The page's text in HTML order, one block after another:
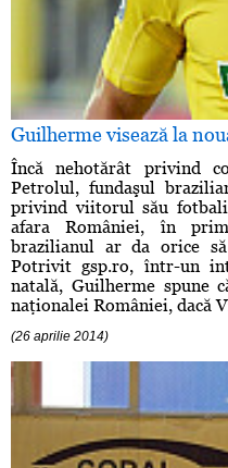
Guilherme visează la
Încă nehotărât privind
Petrolul, fundaşul
privind viitorul său
afara României, în
brazilianul ar da orice
Potrivit gsp.ro, într-un
natală, Guilherme spune
naţionalei României, dacă
(26 aprilie 2014)